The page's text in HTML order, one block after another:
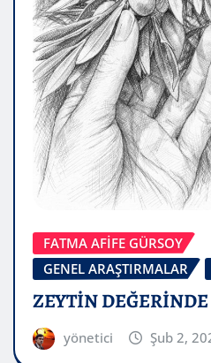
FATMA AFİFE GÜRSOY
GENEL ARAŞTIRMALAR
ZEYTİN
yönetici Şub 2,